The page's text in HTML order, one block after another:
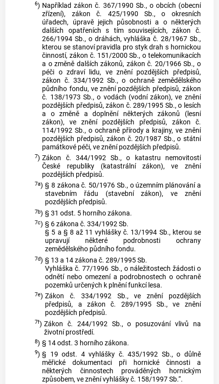
6) Například zákon č. 367/1990 Sb., o obcích (obecní
zřízení), zákon č. 425/1990 Sb., o okresních
úřadech, úpravě jejich působnosti a o některých
dalších opatřeních s tím souvisejících, zákon č.
266/1994 Sb., o dráhách, vyhláška č. 28/1967 Sb.,
kterou se stanoví pravidla pro styk drah s hornickou
činností, zákon č. 151/2000 Sb., o telekomunikacích
a o změně dalších zákonů, zákon č. 20/1966 Sb., o
péči o zdraví lidu, ve znění pozdějších předpisů,
zákon č. 334/1992 Sb., o ochraně zemědělského
půdního fondu, ve znění pozdějších předpisů, zákon
č. 138/1973 Sb., o vodách (vodní zákon), ve znění
pozdějších předpisů, zákon č. 289/1995 Sb., o lesích
a o změně a doplnění některých zákonů (lesní
zákon), ve znění pozdějších předpisů, zákon č.
114/1992 Sb., o ochraně přírody a krajiny, ve znění
pozdějších předpisů, zákon č. 20/1987 Sb., o státní
památkové péči, ve znění pozdějších předpisů.
7) Zákon č. 344/1992 Sb., o katastru nemovitostí
České republiky (katastrální zákon), ve znění
pozdějších předpisů.
7a) § 8 zákona č. 50/1976 Sb., o územním plánování a
stavebním řádu (stavební zákon), ve znění
pozdějších předpisů.
7b) § 31 odst. 5 horního zákona.
7c) § 6 zákona č. 334/1992 Sb.
§ 5 a § 8 až 11 vyhlášky č. 13/1994 Sb., kterou se
upravují některé podrobnosti ochrany
zemědělského půdního fondu.
7d) § 13 a 14 zákona č. 289/1995 Sb.
Vyhláška č. 77/1996 Sb., o náležitostech žádosti o
odnětí nebo omezení a podrobnostech o ochraně
pozemků určených k plnění funkcí lesa.
7e) Zákon č. 334/1992 Sb., ve znění pozdějších
předpisů, a zákon č. 289/1995 Sb., ve znění
pozdějších předpisů.
7f) Zákon č. 244/1992 Sb., o posuzování vlivů na
životní prostředí.
8) § 14 odst. 3 horního zákona.
9) § 19 odst. 4 vyhlášky č. 435/1992 Sb., o důlně
měřické dokumentaci při hornické činnosti a
některých činnostech prováděných hornickým
způsobem, ve znění vyhlášky č. 158/1997 Sb.“.